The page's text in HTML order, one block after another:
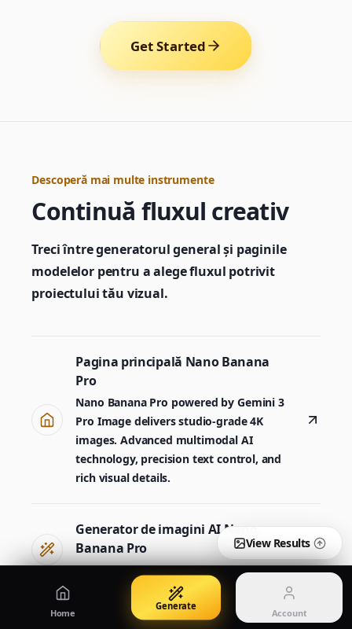
Get Started
Descoperă mai multe instrumente
Continuă fluxul creativ
Treci între generatorul general și paginile
modelelor pentru a alege fluxul potrivit
proiectului tău vizual.
Pagina principală Nano Banana
Pro
Nano Banana Pro powered by Gemini 3
Pro Image delivers studio-grade 4K
images. Advanced multimodal AI
technology, precision text control, and
rich visual details.
Generator de imagini AI Nano
Banana Pro
Create images from a prompt
Nano Banana 2
Generator
Choose a tool to start creating
Generator
Create images from a prompt
Nano Banana 2
Nano Banana Pro 2 Nano Banana 2 Lite
GPT Image 2
Create polished visuals
Seedream 5 Pro
Qwen Image 3.0
Creați afișe, imagini de produs și ilustrații
Pricing
View plans and credits
Manage credits, billing, and your account
Sign in to manage your account
Home
Generate
Account
View Results